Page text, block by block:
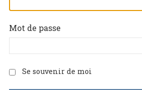
Mot de passe
Se souvenir de moi